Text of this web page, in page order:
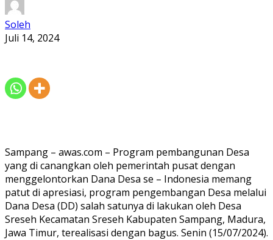
Soleh
Juli 14, 2024
Sampang – awas.com – Program pembangunan Desa
yang di canangkan oleh pemerintah pusat dengan
menggelontorkan Dana Desa se – Indonesia memang
patut di apresiasi, program pengembangan Desa melalui
Dana Desa (DD) salah satunya di lakukan oleh Desa
Sreseh Kecamatan Sreseh Kabupaten Sampang, Madura,
Jawa Timur, terealisasi dengan bagus. Senin (15/07/2024).